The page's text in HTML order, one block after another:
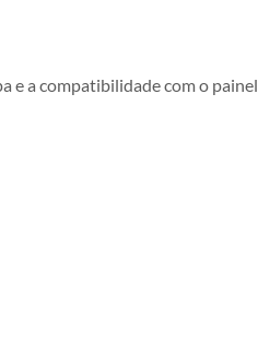
e a compatibilidade com o painel